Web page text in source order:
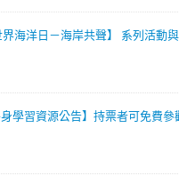
界海洋日－海岸共聲】 系列活動
身學習資源公告】持票者可免費參